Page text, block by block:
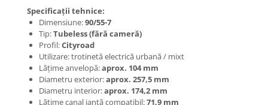
Motoare
Cabluri motoare
Senzori Hall
Baterii
Controlere & Conversoare DC/DC
Încărcătoare
Specificații tehnice:
Dimensiune:90/55-7
Tip:Tubeless (fără cameră)
Profil:Cityroad
Utilizare: trotinetă electrică urbană / mixt
Lățime anvelopă:aprox. 104 mm
Diametru exterior:aprox. 257,5 mm
Diametru interior:aprox. 174,2 mm
Lățime canal jantă compatibil:71,9 mm